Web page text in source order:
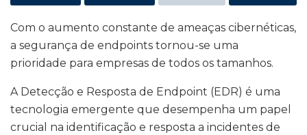
Com o aumento constante de ameaças cibernéticas,
a segurança de endpoints tornou-se uma
prioridade para empresas de todos os tamanhos.
A Detecção e Resposta de Endpoint (EDR) é uma
tecnologia emergente que desempenha um papel
crucial na identificação e resposta a incidentes de